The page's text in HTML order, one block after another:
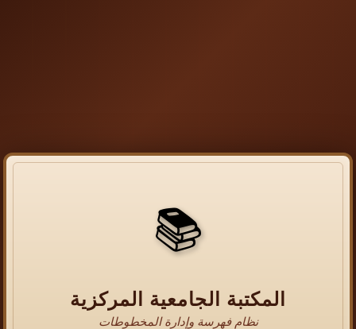
📚
المكتبة الجامعية المركزية
نظام فهرسة وإدارة المخطوطات